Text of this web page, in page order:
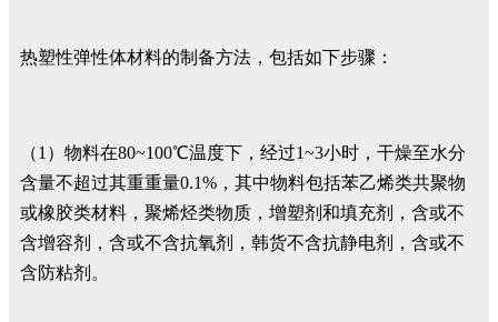
热塑性弹性体材料的制备方法，包括如下步骤：
（1）物料在80~100℃温度下，经过1~3小时，干燥至水分
含量不超过其重重量0.1%，其中物料包括苯乙烯类共聚物
或橡胶类材料，聚烯烃类物质，增塑剂和填充剂，含或不
含增容剂，含或不含抗氧剂，韩货不含抗静电剂，含或不
含防粘剂。